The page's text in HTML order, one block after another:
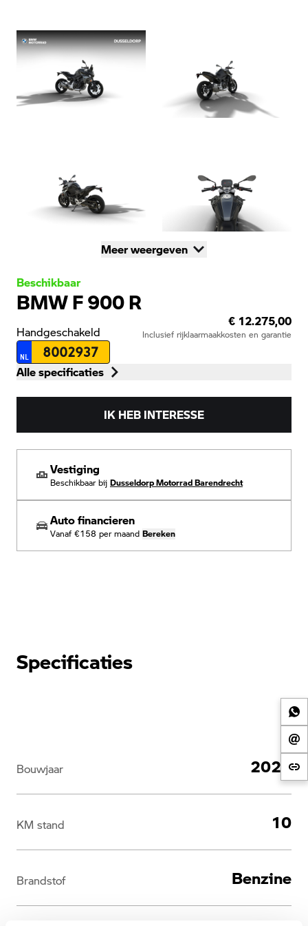
Meer weergeven
Beschikbaar
BMW F 900 R
Handgeschakeld
€ 12.275,00
Inclusief rijklaarmaakkosten en garantie
NL 8002937
Alle specificaties
IK HEB INTERESSE
Vestiging
Beschikbaar bij Dusseldorp Motorrad Barendrecht
Auto financieren
Vanaf €158 per maand Bereken
Specificaties
2026
Bouwjaar
10
KM stand
Benzine
Brandstof